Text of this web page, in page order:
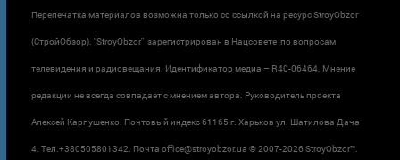
Перепечатка материалов возможна только со ссылкой на ресурс StroyObzor
(СтройОбзор). "StroyObzor" зарегистрирован в Нацсовете по вопросам
телевидения и радиовещания. Идентификатор медиа – R40-06464. Мнение
редакции не всегда совпадает с мнением автора. Руководитель проекта
Алексей Карпушенко. Почтовый индекс 61165 г. Харьков ул. Шатилова Дача
4. Тел.+380505801342. Почта office@stroyobzor.ua © 2007-2026 StroyObzor™.